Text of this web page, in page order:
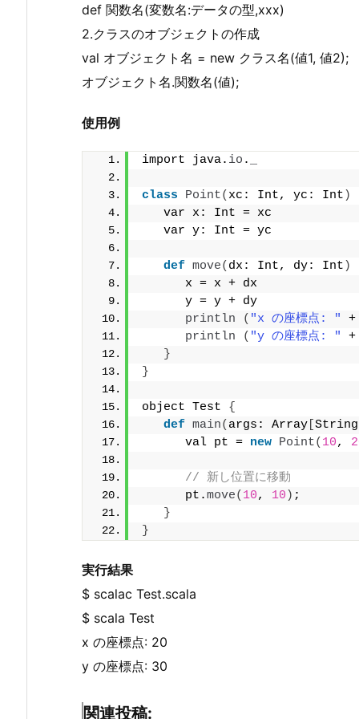
def 関数名(変数名:データの型,xxx)
2.クラスのオブジェクトの作成
val オブジェクト名 = new クラス名(値1, 値2);
オブジェクト名.関数名(値);
使用例
import java. io .
class Point( xc: Int, yc: Int )
   var x: Int = xc
   var y: Int = yc
def move( dx: Int, dy: Int )
      x = x + dx
      y = y + dy
println
( "x の座標点: "
println
( "y の座標点: "
}
}
object Test {
def main( args: Array String
      val pt =
new Point( 10,
// 新し位置に移動
      pt.
move( 10, 10 ) ;
}
}
実行結果
$ scalac Test.scala
$ scala Test
x の座標点: 20
y の座標点: 30
関連投稿: